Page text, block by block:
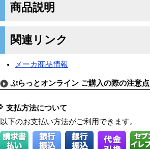
商品説明
関連リンク
メーカ商品情報
ぷらっとオンライン ご購入の際の注意点
支払方法について
以下のお支払い方法がご利用できます。